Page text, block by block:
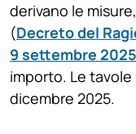
derivano le
(Decreto del
9 settembre 2025
importo. Le
dicembre 2025.